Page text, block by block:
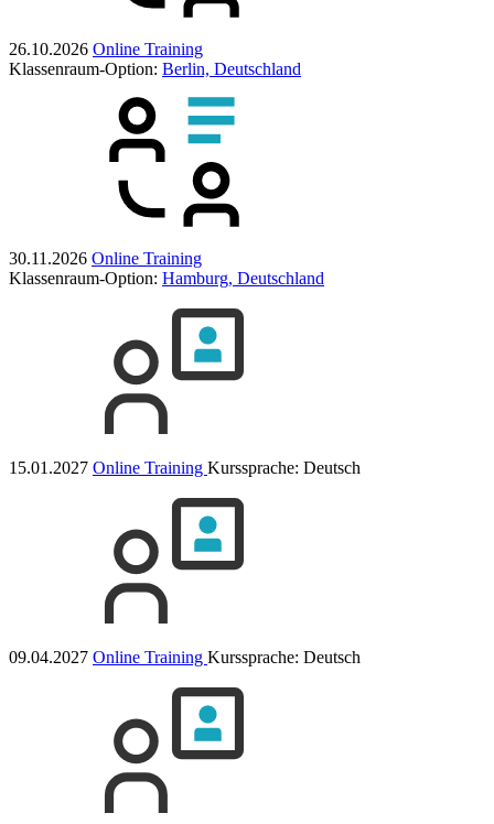
26.10.2026 Online Training
Klassenraum-Option: Berlin, Deutschland
30.11.2026 Online Training
Klassenraum-Option: Hamburg, Deutschland
15.01.2027 Online Training Kurssprache: Deutsch
09.04.2027 Online Training Kurssprache: Deutsch